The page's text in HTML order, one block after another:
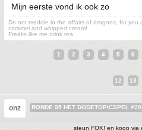
Mijn eerste vond ik ook zo
Do not meddle in the affairs of dragons, for you
caramel and whipped cream!
Freaks like me drink tea
1 2 3 4 5 6
12 13
onz RONDE 95 HET DODETOPICSPEL
steun FOK! en koop via